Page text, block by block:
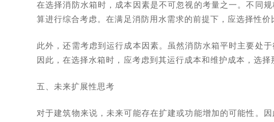
在选择消防水箱时，成本因素是不可忽视的考量之一。不同
算进行综合考虑。在满足消防用水需求的前提下，应选择性
此外，还需考虑到运行成本因素。虽然消防水箱平时主要处
因此，在选择水箱时，应考虑到其运行成本和维护成本，选择
五、未来扩展性思考
对于建筑物来说，未来可能存在扩建或功能增加的可能性。